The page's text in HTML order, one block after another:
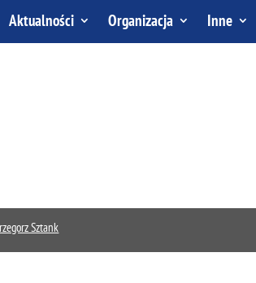
Aktualności Organizacja Inne
Sztank